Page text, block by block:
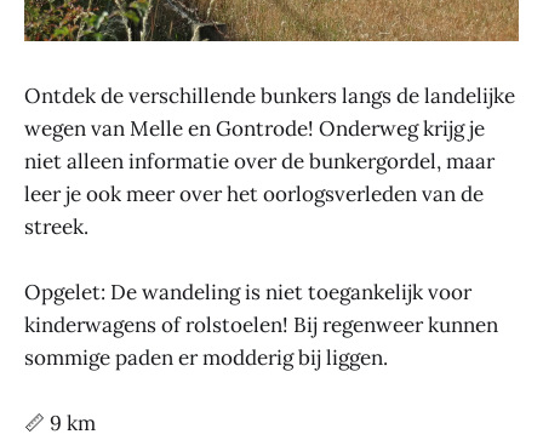
Ontdek de verschillende bunkers langs de landelijke
wegen van Melle en Gontrode! Onderweg krijg je
niet alleen informatie over de bunkergordel, maar
leer je ook meer over het oorlogsverleden van de
streek.
Opgelet: De wandeling is niet toegankelijk voor
kinderwagens of rolstoelen! Bij regenweer kunnen
sommige paden er modderig bij liggen.
📏 9 km